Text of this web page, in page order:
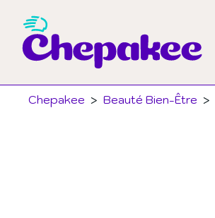
Chepakee > Beauté Bien-Être >